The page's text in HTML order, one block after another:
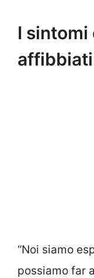
I sintomi
“Noi siamo
possiamo far